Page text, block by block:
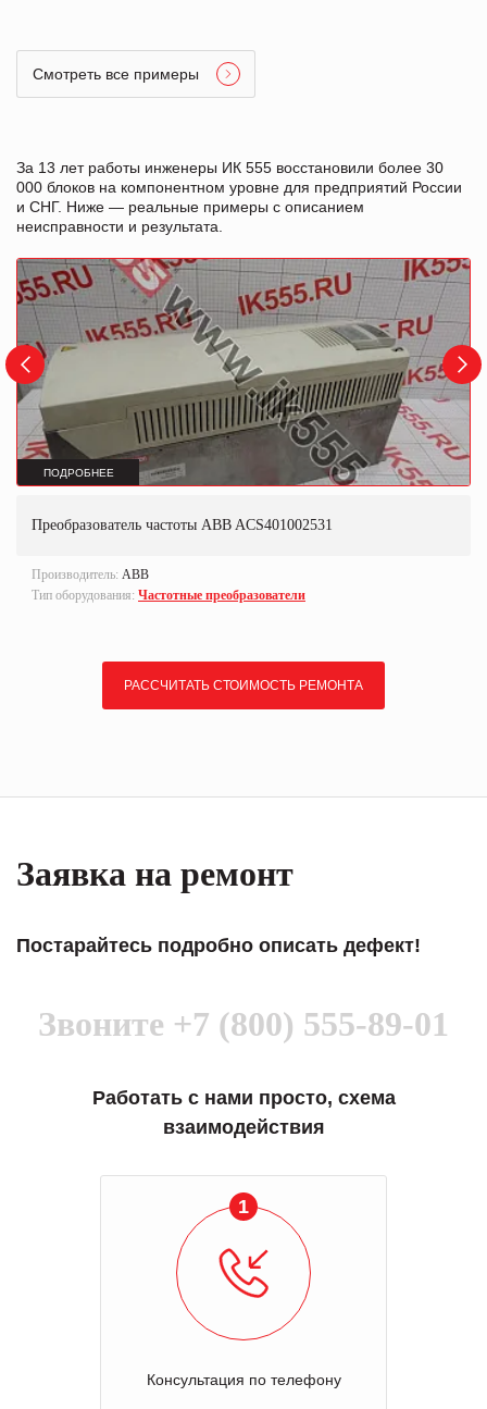
Смотреть все примеры
За 13 лет работы инженеры ИК 555 восстановили более 30
000 блоков на компонентном уровне для предприятий России
и СНГ. Ниже — реальные примеры с описанием
неисправности и результата.
ПОДРОБНЕЕ
Преобразователь частоты ABB ACS401002531
Производитель: ABB
Тип оборудования: Частотные преобразователи
РАССЧИТАТЬ СТОИМОСТЬ РЕМОНТА
Заявка на ремонт
Постарайтесь подробно описать дефект!
Звоните +7 (800) 555-89-01
Работать с нами просто, схема
взаимодействия
1
Консультация по телефону